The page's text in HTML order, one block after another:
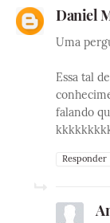
Daniel
Uma
Essa tal
falando
Responder